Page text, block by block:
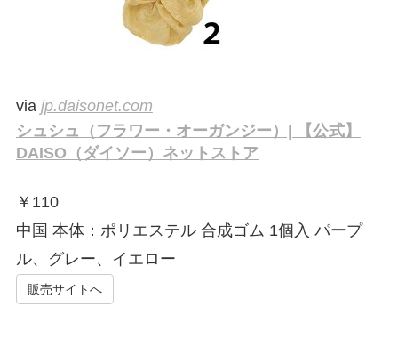
via jp.daisonet.com
シュシュ（フラワー・オーガンジー）| 【公式】
DAISO（ダイソー）ネットストア
￥ 110
中国 本体：ポリエステル 合成ゴム 1個入 パープ
ル、グレー、イエロー
販売サイトへ